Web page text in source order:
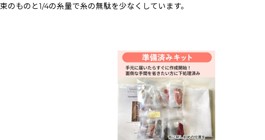
のものと1/4の糸量で糸の無駄を少なくしています。